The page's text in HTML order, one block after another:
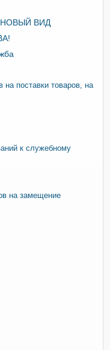
ВИД
на поставки товаров, на
к служебному
на замещение